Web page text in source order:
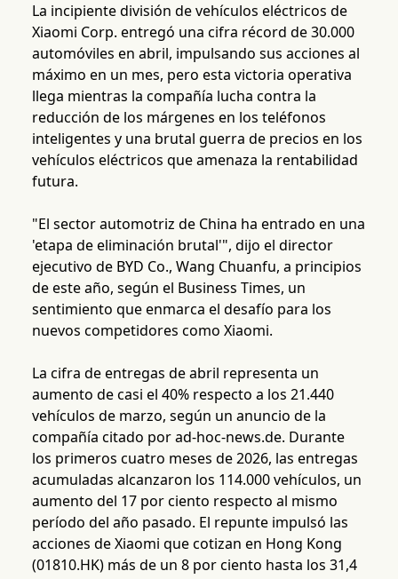
La incipiente división de vehículos eléctricos de
Xiaomi Corp. entregó una cifra récord de 30.000
automóviles en abril, impulsando sus acciones al
máximo en un mes, pero esta victoria operativa
llega mientras la compañía lucha contra la
reducción de los márgenes en los teléfonos
inteligentes y una brutal guerra de precios en los
vehículos eléctricos que amenaza la rentabilidad
futura.
"El sector automotriz de China ha entrado en una
'etapa de eliminación brutal'", dijo el director
ejecutivo de BYD Co., Wang Chuanfu, a principios
de este año, según el Business Times, un
sentimiento que enmarca el desafío para los
nuevos competidores como Xiaomi.
La cifra de entregas de abril representa un
aumento de casi el 40% respecto a los 21.440
vehículos de marzo, según un anuncio de la
compañía citado por ad-hoc-news.de. Durante
los primeros cuatro meses de 2026, las entregas
acumuladas alcanzaron los 114.000 vehículos, un
aumento del 17 por ciento respecto al mismo
período del año pasado. El repunte impulsó las
acciones de Xiaomi que cotizan en Hong Kong
(01810.HK) más de un 8 por ciento hasta los 31,4